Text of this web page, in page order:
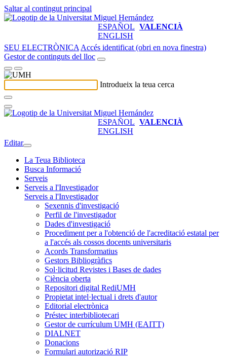
Saltar al contingut principal
ESPAÑOL VALENCIÀ
ENGLISH
SEU ELECTRÒNICA Accés identificat (obri en nova finestra)
Gestor de continguts del lloc
Introdueix la teua cerca
ESPAÑOL VALENCIÀ
ENGLISH
Editar
La Teua Biblioteca
Busca Informació
Serveis
Serveis a l'Investigador
Serveis a l'Investigador
Sexennis d'investigació
Perfil de l'investigador
Dades d'investigació
Procediment per a l'obtenció de l'acreditació estatal per
a l'accés als cossos docents universitaris
Acords Transformatius
Gestors Bibliogràfics
Sol·licitud Revistes i Bases de dades
Ciència oberta
Repositori digital RediUMH
Propietat intel·lectual i drets d'autor
Editorial electrònica
Préstec interbibliotecari
Gestor de currículum UMH (EAITT)
DIALNET
Donacions
Formulari autorizació RIP